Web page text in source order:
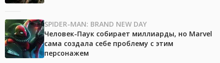
SPIDER-MAN: BRAND NEW DAY
Человек-Паук собирает миллиарды, но Marvel
сама создала себе проблему с этим
персонажем